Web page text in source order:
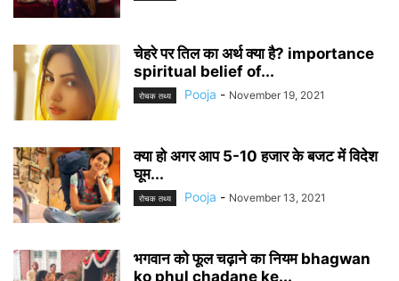
चेहरे पर तिल का अर्थ क्या है? importance
spiritual belief of...
रोचक तथ्य Pooja - November 19, 2021
क्या हो अगर आप 5-10 हजार के बजट में विदेश
घूम...
रोचक तथ्य Pooja - November 13, 2021
भगवान को फूल चढ़ाने का नियम bhagwan
ko phul chadane ke...